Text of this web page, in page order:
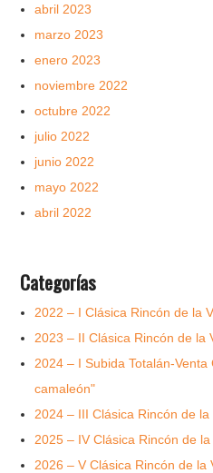
abril 2023
marzo 2023
enero 2023
noviembre 2022
octubre 2022
julio 2022
junio 2022
mayo 2022
abril 2022
Categorías
2022 – I Clásica Rincón de la
2023 – II Clásica Rincón de la
2024 – I Subida Totalán-
camaleón"
2024 – III Clásica Rincón de
2025 – IV Clásica Rincón de
2026 – V Clásica Rincón de la